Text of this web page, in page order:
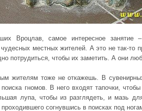
Вроцлав, самое интересное
местных жителей. А это не так-то
потрудиться, чтобы их заметить. А они
жителям тоже не откажешь. В
гномов. В него входят тапочки,
лупа, чтобы из разглядеть, и мазь
согнувшись в поисках под